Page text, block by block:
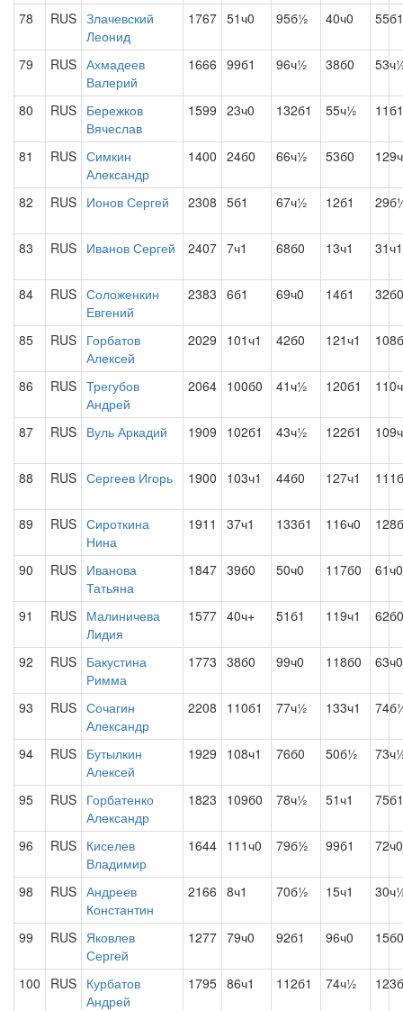
78 RUS Злачевский
Леонид
1767 51ч0 95б½ 40ч0 55б1
79 RUS Ахмадеев
Валерий
1666 99б1 96ч½ 38б0
80 RUS Бережков
Вячеслав
1599 23ч0 132б1 55ч½ 11б1
81 RUS Симкин
Александр
1400 24б0 66ч½ 53б0
82 RUS Ионов Сергей 2308 5б1 67ч½ 12б1
83 RUS Иванов Сергей 2407 7ч1 68б0 13ч1 31ч1
84 RUS Соложенкин
Евгений
2383 6б1 69ч0 14б1 32б0
85 RUS Горбатов
Алексей
2029 101ч1 42б0 121ч1
86 RUS Трегубов
Андрей
2064 100б0 41ч½ 120б1
87 RUS Вуль Аркадий 1909 102б1 43ч½ 122б1
88 RUS Сергеев Игорь 1900 103ч1 44б0 127ч1
89 RUS Сироткина
Нина
1911 37ч1 133б1 116ч0
90 RUS Иванова
Татьяна
1847 39б0 50ч0 117б0 61ч0
91 RUS Малиничева
Лидия
1577 40ч+ 51б1 119ч1 62б0
92 RUS Бакустина
Римма
1773 38б0 99ч0 118б0 63ч0
93 RUS Сочагин
Александр
2208 110б1 77ч½ 133ч1
94 RUS Бутылкин
Алексей
1929 108ч1 76б0 50б½
95 RUS Горбатенко
Александр
1823 109б0 78ч½ 51ч1 75б1
96 RUS Киселев
Владимир
1644 111ч0 79б½ 99б1 72ч0
98 RUS Андреев
Константин
2166 8ч1 70б½ 15ч1
99 RUS Яковлев
Сергей
1277 79ч0 92б1 96ч0 15б0
100 RUS Курбатов
Андрей
1795 86ч1 112б1 74ч½